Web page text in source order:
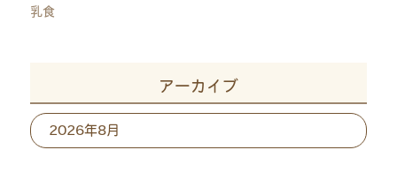
乳食
アーカイブ
ア
ー